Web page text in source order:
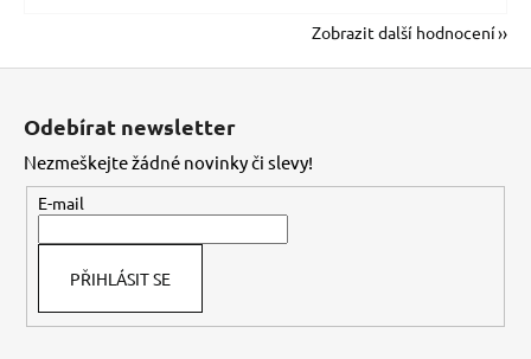
Zobrazit další hodnocení
Odebírat newsletter
Nezmeškejte žádné novinky či slevy!
E-mail
PŘIHLÁSIT SE